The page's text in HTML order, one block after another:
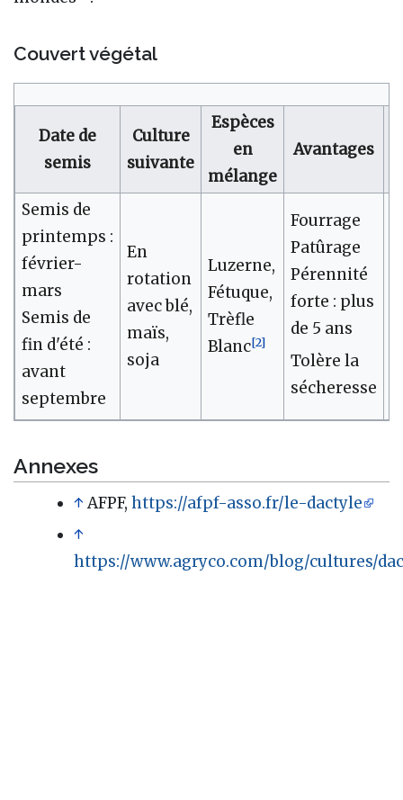
Couvert végétal
Date de
semis
Culture
suivante
Espèces
en
mélange
Avantages
Semis de
printemps :
février-
mars
Semis de
fin d'été :
avant
septembre
En
rotation
avec blé,
maïs,
soja
Luzerne,
Fétuque,
Trèfle
Blanc[2]
Fourrage
Patûrage
Pérennité
forte : plus
de 5 ans
Tolère la
sécheresse
Annexes
↑AFPF,https://afpf-asso.fr/le-dactyle
↑
https://www.agryco.com/blog/cultures/